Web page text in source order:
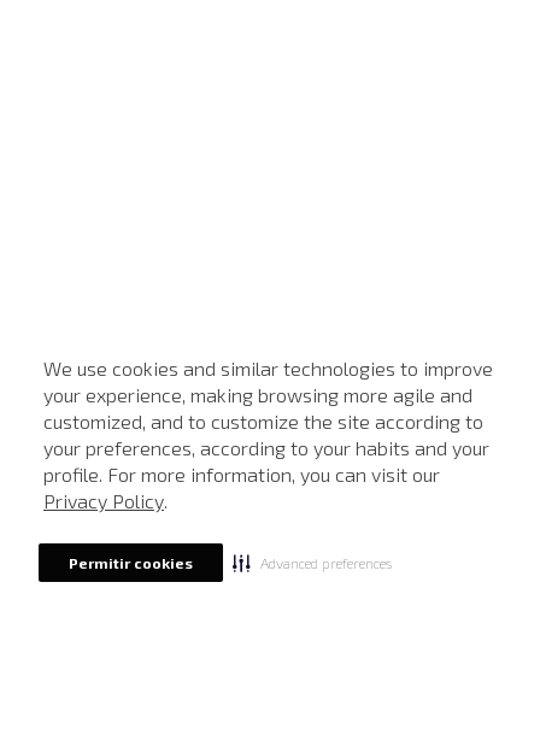
We use cookies and similar technologies to improve
your experience, making browsing more agile and
customized, and to customize the site according to
your preferences, according to your habits and your
profile. For more information, you can visit our
Privacy Policy.
Permitir cookies Advanced preferences